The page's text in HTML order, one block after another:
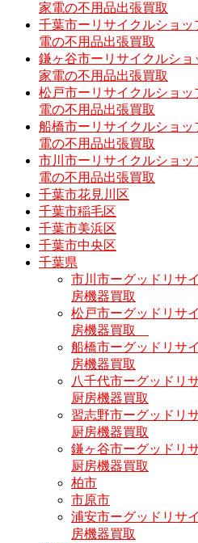
家電の不用品出張買取
千葉市ーリサイクルショ
電の不用品出張買取
鎌ヶ谷市ーリサイクルシ
家電の不用品出張買取
松戸市ーリサイクルショ
電の不用品出張買取
船橋市ーリサイクルショ
電の不用品出張買取
市川市ーリサイクルショ
電の不用品出張買取
千葉市花見川区
千葉市稲毛区
千葉市美浜区
千葉市中央区
千葉県
市川市ーグッドリサ
房機器買取
松戸市ーグッドリサ
房機器買取
船橋市ーグッドリサ
房機器買取
八千代市ーグッドリ
厨房機器買取
習志野市ーグッドリ
厨房機器買取
鎌ヶ谷市ーグッドリ
厨房機器買取
柏市
市原市
浦安市ーグッドリサ
房機器買取